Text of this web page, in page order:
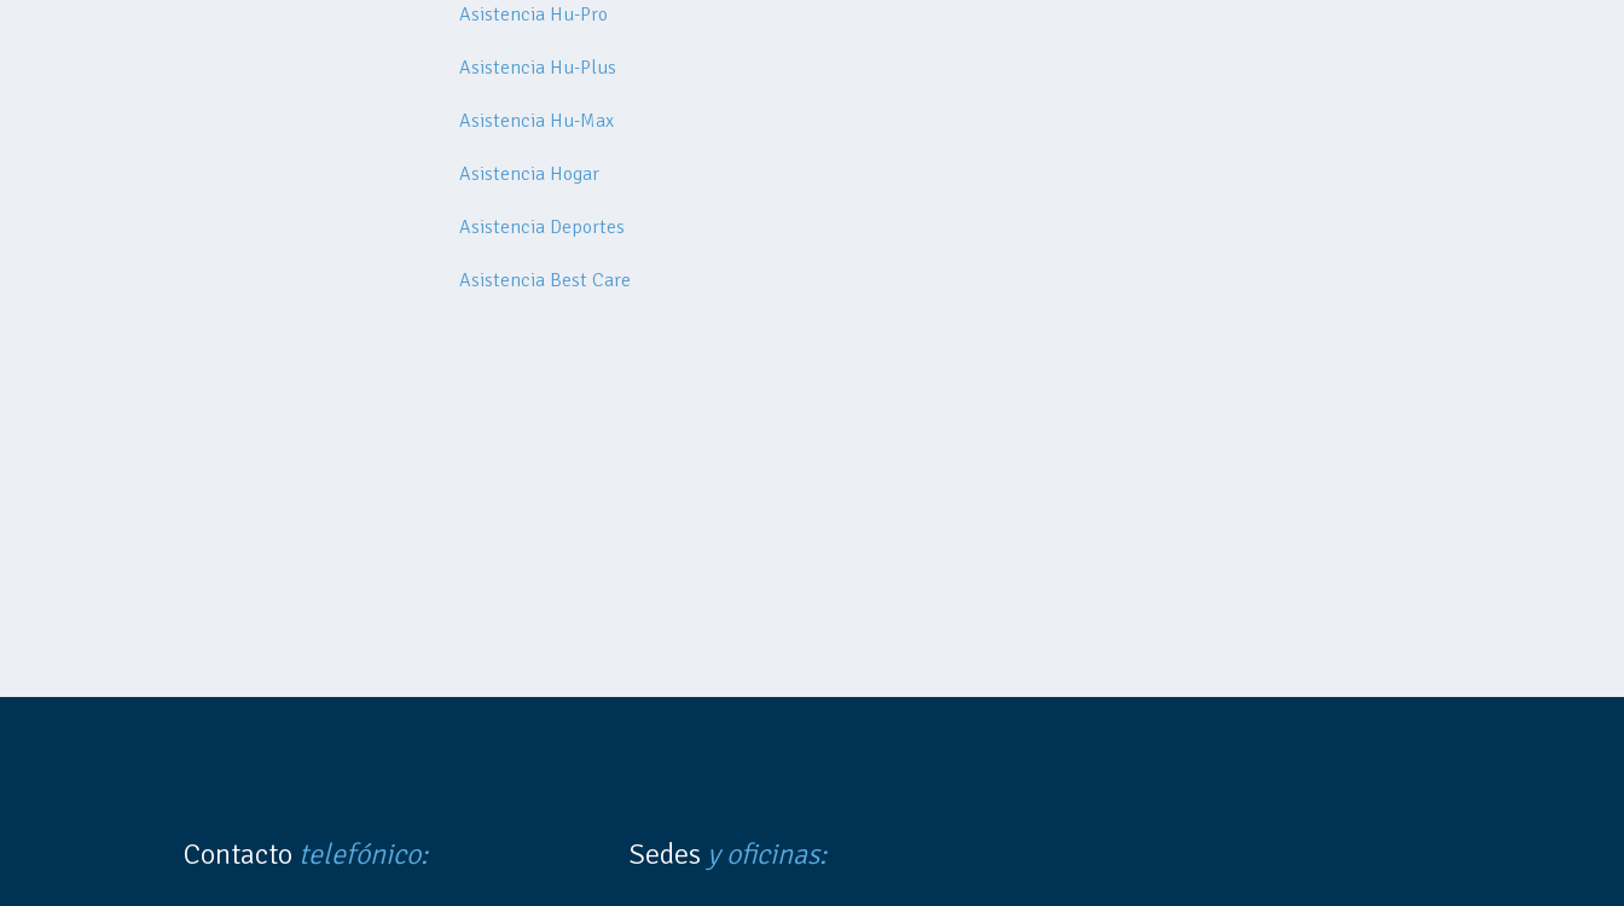
Asistencia Hu-Pro
Asistencia Hu-Plus
Asistencia Hu-Max
Asistencia Hogar
Asistencia Deportes
Asistencia Best Care
Contacto telefónico: Sedes y oficinas: